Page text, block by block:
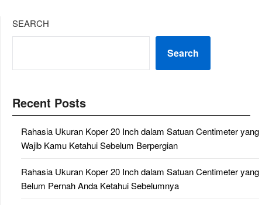
SEARCH
Search
Recent Posts
Rahasia Ukuran Koper 20 Inch dalam Satuan Centimeter yang
Wajib Kamu Ketahui Sebelum Berpergian
Rahasia Ukuran Koper 20 Inch dalam Satuan Centimeter yang
Belum Pernah Anda Ketahui Sebelumnya